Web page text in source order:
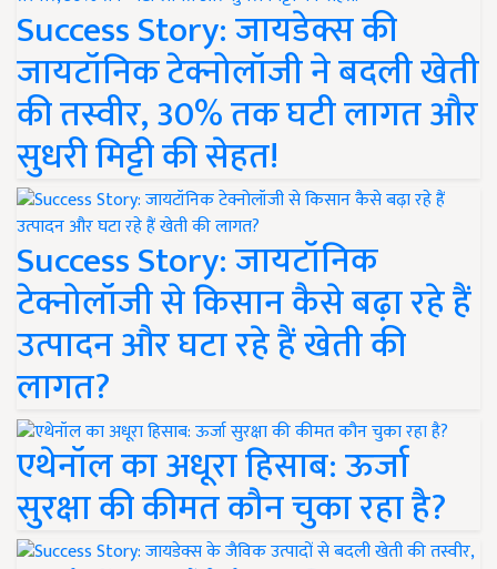
Success Story: जायडेक्स की
जायटॉनिक टेक्नोलॉजी ने बदली खेती
की तस्वीर, 30% तक घटी लागत और
सुधरी मिट्टी की सेहत!
Success Story: जायटॉनिक
टेक्नोलॉजी से किसान कैसे बढ़ा रहे हैं
उत्पादन और घटा रहे हैं खेती की
लागत?
एथेनॉल का अधूरा हिसाब: ऊर्जा
सुरक्षा की कीमत कौन चुका रहा है?